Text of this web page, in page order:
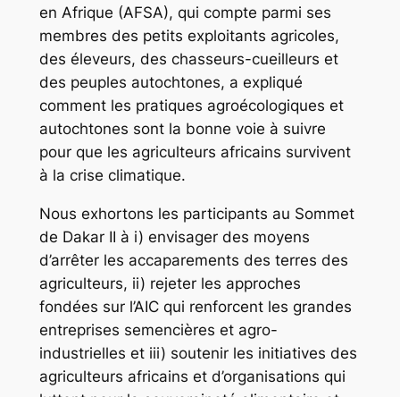
en Afrique (AFSA), qui compte parmi ses
membres des petits exploitants agricoles,
des éleveurs, des chasseurs-cueilleurs et
des peuples autochtones, a expliqué
comment les pratiques agroécologiques et
autochtones sont la bonne voie à suivre
pour que les agriculteurs africains survivent
à la crise climatique.
Nous exhortons les participants au Sommet
de Dakar II à i) envisager des moyens
d’arrêter les accaparements des terres des
agriculteurs, ii) rejeter les approches
fondées sur l’AIC qui renforcent les grandes
entreprises semencières et agro-
industrielles et iii) soutenir les initiatives des
agriculteurs africains et d’organisations qui